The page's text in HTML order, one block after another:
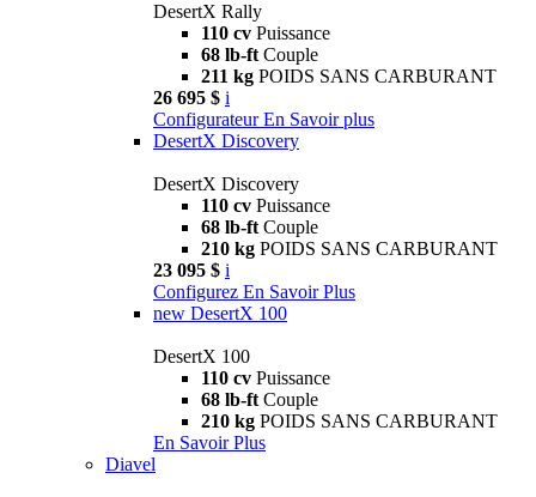
DesertX Rally
110 cv Puissance
68 lb-ft Couple
211 kg POIDS SANS CARBURANT
26 695 $ i
Configurateur En Savoir plus
DesertX Discovery
DesertX Discovery
110 cv Puissance
68 lb-ft Couple
210 kg POIDS SANS CARBURANT
23 095 $ i
Configurez En Savoir Plus
new DesertX 100
DesertX 100
110 cv Puissance
68 lb-ft Couple
210 kg POIDS SANS CARBURANT
En Savoir Plus
Diavel